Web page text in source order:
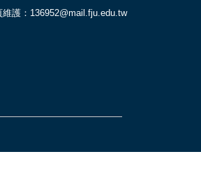
維護：136952@mail.fju.edu.tw